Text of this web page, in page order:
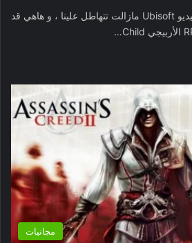
هدايا موقع شركة ألعاب الفيديو Ubisoft مازالت تتهاطل علينا ، و هاهي قد
مجانيات